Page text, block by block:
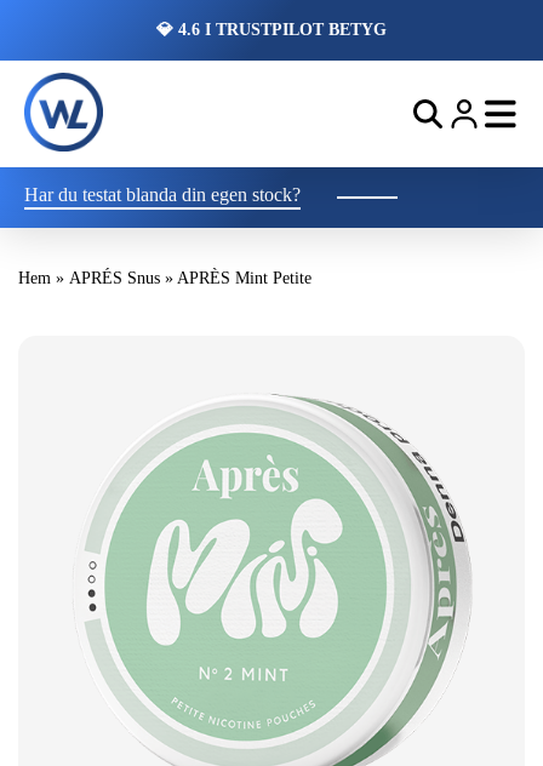
💎 4.6 I TRUSTPILOT BETYG
Har du testat blanda din egen stock?
Hem » APRÉS Snus » APRÈS Mint Petite